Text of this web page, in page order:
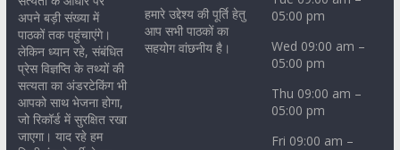
अपने बड़ी संख्या में
पाठकों तक पहुंचाएंगे।
लेकिन ध्यान रहे, संबंधित
प्रेस विज्ञप्ति के तथ्यों की
सत्यता का अंडरटेकिंग भी
आपको साथ भेजना होगा,
जो रिकॉर्ड में सुरक्षित रखा
जाएगा। याद रहे हम
हमारे उद्देश्य की पूर्ति हेतु
आप सभी पाठकों का
सहयोग वांछनीय है।
05:00 pm
Wed 09:00 am –
05:00 pm
Thu 09:00 am –
05:00 pm
Fri 09:00 am –